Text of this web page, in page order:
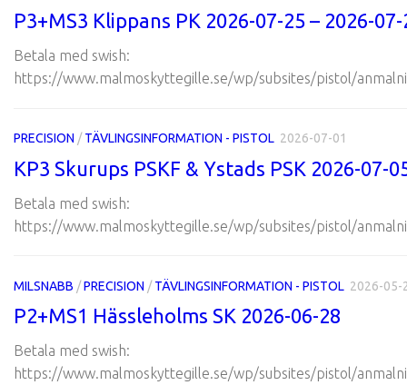
P3+MS3 Klippans PK 2026-07-25 – 2026-07-
Betala med swish:
https://www.malmoskyttegille.se/wp/subsites/pistol/
PRECISION /TÄVLINGSINFORMATION - PISTOL 2026-07-01
KP3 Skurups PSKF & Ystads PSK 2026-07-
Betala med swish:
https://www.malmoskyttegille.se/wp/subsites/pistol/
MILSNABB /PRECISION /TÄVLINGSINFORMATION - PISTOL 2026-05-
P2+MS1 Hässleholms SK 2026-06-28
Betala med swish:
https://www.malmoskyttegille.se/wp/subsites/pistol/